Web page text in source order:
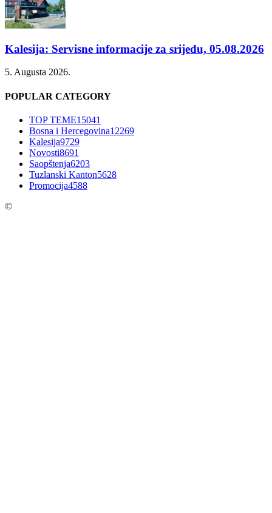
Kalesija: Servisne informacije za srijedu, 05.08.2026
5. Augusta 2026.
POPULAR CATEGORY
TOP TEME15041
Bosna i Hercegovina12269
Kalesija9729
Novosti8691
Saopštenja6203
Tuzlanski Kanton5628
Promocija4588
©